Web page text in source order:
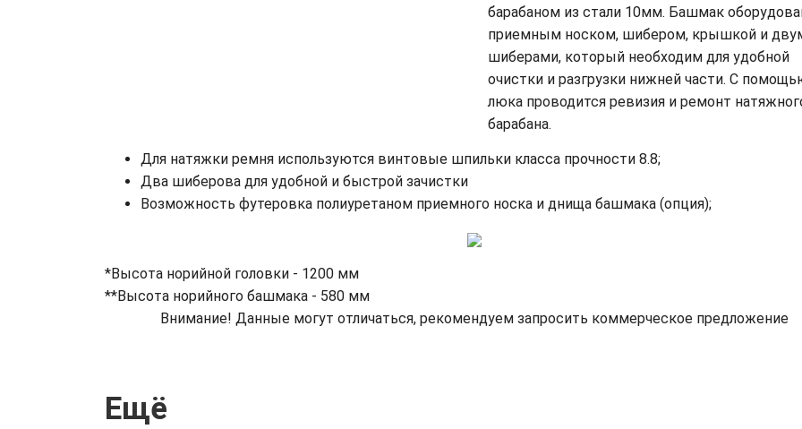
барабаном из стали 10мм. Башмак
приемным носком, шибером, крышкой и
шиберами, который необходим для удобной
очистки и разгрузки нижней части. С
люка проводится ревизия и ремонт
барабана.
Для натяжки ремня используются винтовые шпильки класса прочности 8.8;
Два шиберова для удобной и быстрой зачистки
Возможность футеровка полиуретаном приемного носка и днища башмака (опция);
*Высота норийной головки - 1200 мм
**Высота норийного башмака - 580 мм
Внимание! Данные могут отличаться, рекомендуем запросить коммерческое предложение
Ещё